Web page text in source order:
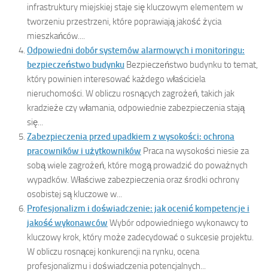
infrastruktury miejskiej staje się kluczowym elementem w
tworzeniu przestrzeni, które poprawiają jakość życia
mieszkańców....
Odpowiedni dobór systemów alarmowych i monitoringu:
bezpieczeństwo budynku Bezpieczeństwo budynku to temat,
który powinien interesować każdego właściciela
nieruchomości. W obliczu rosnących zagrożeń, takich jak
kradzieże czy włamania, odpowiednie zabezpieczenia stają
się...
Zabezpieczenia przed upadkiem z wysokości: ochrona
pracowników i użytkowników Praca na wysokości niesie za
sobą wiele zagrożeń, które mogą prowadzić do poważnych
wypadków. Właściwe zabezpieczenia oraz środki ochrony
osobistej są kluczowe w...
Profesjonalizm i doświadczenie: jak ocenić kompetencje i
jakość wykonawców Wybór odpowiedniego wykonawcy to
kluczowy krok, który może zadecydować o sukcesie projektu.
W obliczu rosnącej konkurencji na rynku, ocena
profesjonalizmu i doświadczenia potencjalnych...